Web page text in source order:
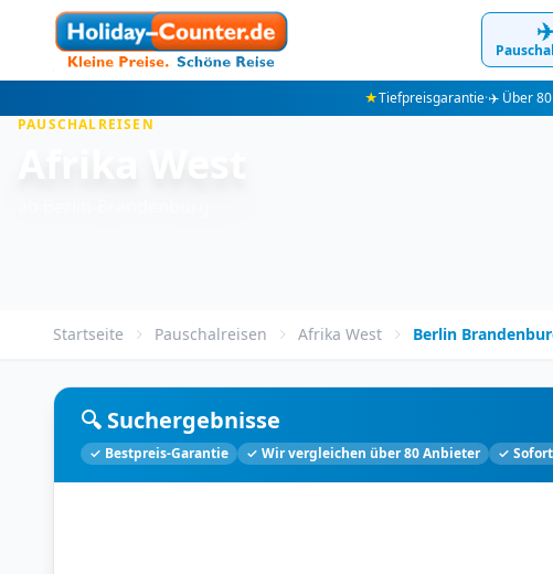
★Tiefpreisgarantie·✈️ Über
PAUSCHALREISEN
Startseite Pauschalreisen Afrika West Berlin
🔍 Suchergebnisse
✓ Bestpreis-Garantie ✓ Wir vergleichen über 80 Anbieter ✓